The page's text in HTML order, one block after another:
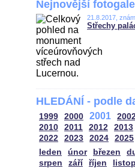
Nejnovější
21.8.2017,
Střechy
HLEDÁNÍ - podle
1999 2000 2001
2010
2011 2012 2013
2022
2023 2024 2025
leden
únor březen
srpen
září říjen